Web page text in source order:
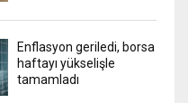
Enflasyon geriledi, borsa
haftayı yükselişle
tamamladı